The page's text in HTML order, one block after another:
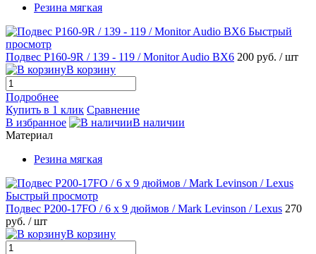
Резина мягкая
Быстрый
просмотр
Подвес P160-9R / 139 - 119 / Мonitor Audio BX6 200 руб. / шт
В корзину
Подробнее
Купить в 1 клик Сравнение
В избранное
В наличии
Материал
Резина мягкая
Быстрый просмотр
Подвес P200-17FO / 6 х 9 дюймов / Mark Levinson / Lexus 270
руб. / шт
В корзину